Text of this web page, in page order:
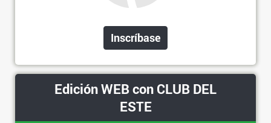
Inscríbase
Edición WEB con CLUB DEL
ESTE